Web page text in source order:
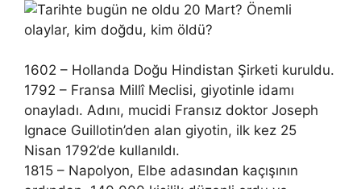
1602 – Hollanda Doğu Hindistan Şirketi kuruldu.
1792 – Fransa Millî Meclisi, giyotinle idamı
onayladı. Adını, mucidi Fransız doktor Joseph
Ignace Guillotin’den alan giyotin, ilk kez 25
Nisan 1792’de kullanıldı.
1815 – Napolyon, Elbe adasından kaçışının